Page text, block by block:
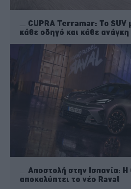
CUPRA Terramar: Το SUV
κάθε οδηγό και κάθε ανάγκη
Αποστολή στην Ισπανία: Η
αποκαλύπτει το νέο Raval